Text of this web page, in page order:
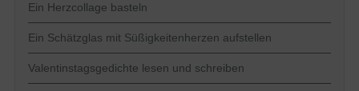
Ein Herzcollage basteln
Ein Schätzglas mit Süßigkeitenherzen aufstellen
Valentinstagsgedichte lesen und schreiben